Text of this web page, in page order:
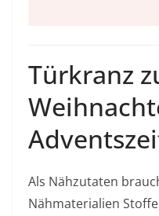
Türkranz
Als Nähzutaten
Nähmaterialien